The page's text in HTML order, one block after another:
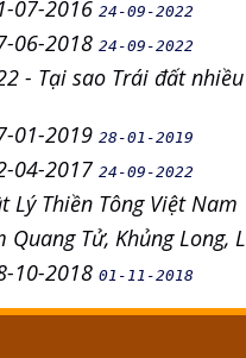
07-2016 24-09-2022
06-2018 24-09-2022
- Tại sao Trái đất
01-2019 28-01-2019
04-2017 24-09-2022
Lý Thiền Tông Việt
Tử, Khủng Long,
10-2018 01-11-2018